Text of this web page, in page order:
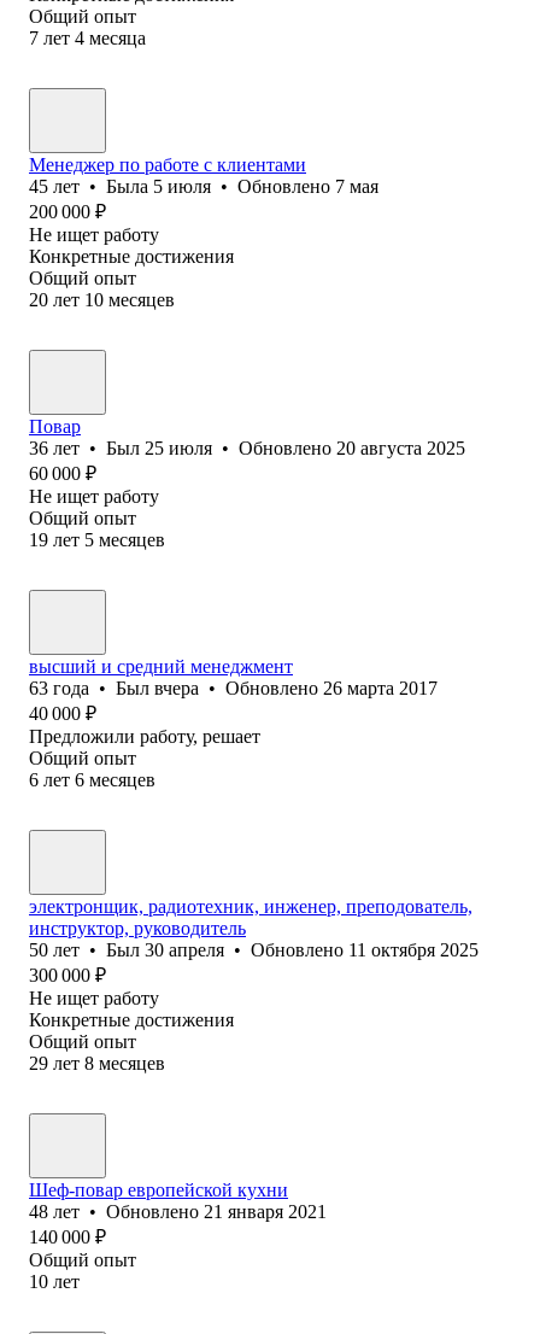
Общий опыт
7 лет 4 месяца
Менеджер по работе с клиентами
45 лет • Была 5 июля • Обновлено 7 мая
200 000 ₽
Не ищет работу
Конкретные достижения
Общий опыт
20 лет 10 месяцев
Повар
36 лет • Был 25 июля • Обновлено 20 августа 2025
60 000 ₽
Не ищет работу
Общий опыт
19 лет 5 месяцев
высший и средний менеджмент
63 года • Был вчера • Обновлено 26 марта 2017
40 000 ₽
Предложили работу, решает
Общий опыт
6 лет 6 месяцев
электронщик, радиотехник, инженер, преподователь,
инструктор, руководитель
50 лет • Был 30 апреля • Обновлено 11 октября 2025
300 000 ₽
Не ищет работу
Конкретные достижения
Общий опыт
29 лет 8 месяцев
Шеф-повар европейской кухни
48 лет • Обновлено 21 января 2021
140 000 ₽
Общий опыт
10 лет